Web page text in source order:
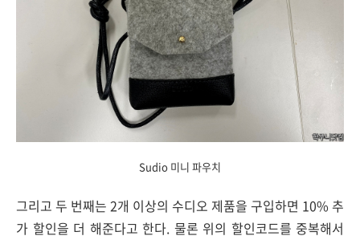
Sudio 미니 파우치
그리고 두 번째는 2개 이상의 수디오 제품을 구입하면 10% 추
가 할인을 더 해준다고 한다. 물론 위의 할인코드를 중복해서